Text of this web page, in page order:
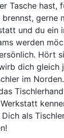
Tasche hast,
gerne
und du ein
werden
Hört
dich gleich
im
Dich als